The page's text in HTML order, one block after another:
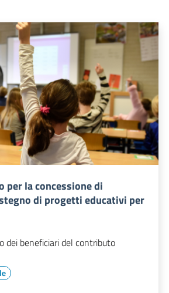
per la concessione di
di progetti educativi per
dei beneficiari del contributo